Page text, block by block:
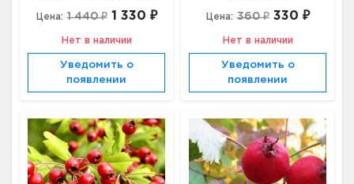
Цена: 1 440 ₽ 1 330 ₽
Нет в наличии
Уведомить о
появлении
Цена: 360 ₽ 330 ₽
Нет в наличии
Уведомить о
появлении